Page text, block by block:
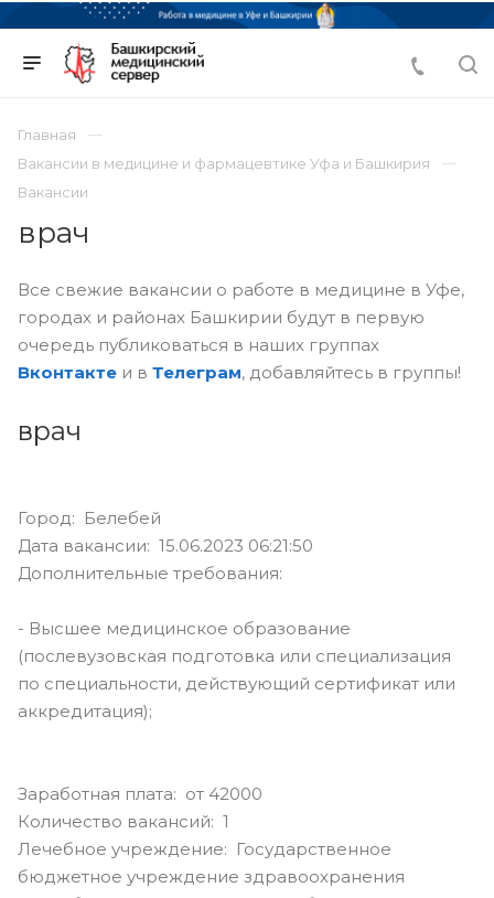
Главная
Вакансии в медицине и фармацевтике Уфа и Башкирия
Вакансии
врач
Все свежие вакансии о работе в медицине в Уфе,
городах и районах Башкирии будут в первую
очередь публиковаться в наших группах
Вконтакте и в Телеграм, добавляйтесь в группы!
врач
Город: Белебей
Дата вакансии: 15.06.2023 06:21:50
Дополнительные требования:
- Высшее медицинское образование
(послевузовская подготовка или специализация
по специальности, действующий сертификат или
аккредитация);
Заработная плата: от 42000
Количество вакансий: 1
Лечебное учреждение: Государственное
бюджетное учреждение здравоохранения